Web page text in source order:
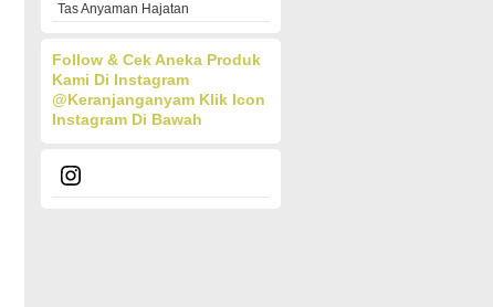
Tas Anyaman Hajatan
Follow & Cek Aneka Produk
Kami Di Instagram
@keranjanganyam Klik Icon
Instagram Di Bawah